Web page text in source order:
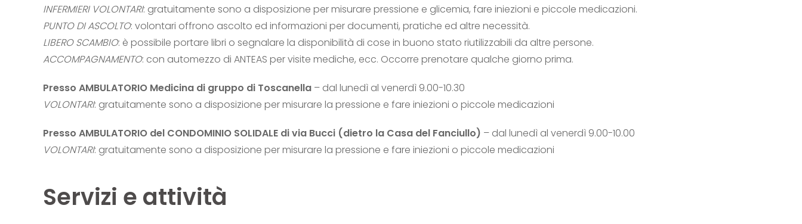
INFERMIERI VOLONTARI: gratuitamente sono a disposizione per misurare pressione e glicemia, fare iniezioni e piccole medicazioni.
PUNTO DI ASCOLTO: volontari offrono ascolto ed informazioni per documenti, pratiche ed altre necessità.
LIBERO SCAMBIO: è possibile portare libri o segnalare la disponibilità di cose in buono stato riutilizzabili da altre persone.
ACCOMPAGNAMENTO: con automezzo di ANTEAS per visite mediche, ecc. Occorre prenotare qualche giorno prima.
Presso AMBULATORIO Medicina di gruppo di Toscanella – dal lunedì al venerdì 9.00-10.30
VOLONTARI: gratuitamente sono a disposizione per misurare la pressione e fare iniezioni o piccole medicazioni
Presso AMBULATORIO del CONDOMINIO SOLIDALE di via Bucci (dietro la Casa del Fanciullo) – dal lunedì al venerdì 9.00-10.00
VOLONTARI: gratuitamente sono a disposizione per misurare la pressione e fare iniezioni o piccole medicazioni
Servizi e attività